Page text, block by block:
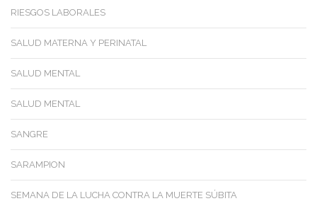
RIESGOS LABORALES
SALUD MATERNA Y PERINATAL
SALUD MENTAL
SALUD MENTAL
SANGRE
SARAMPION
SEMANA DE LA LUCHA CONTRA LA MUERTE SÚBITA